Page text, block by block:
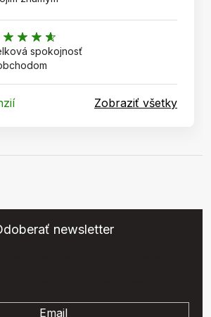
spokojnosť
Zobraziť všetky
newsletter
Email